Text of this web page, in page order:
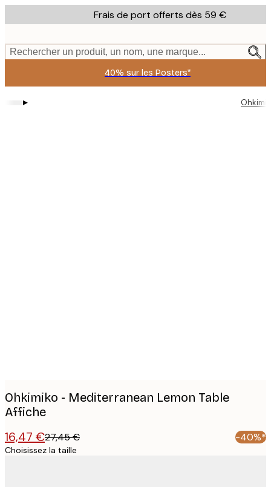
to
content.
Frais de port offerts dès 59 €
Rechercher un produit, un nom, une marque...
40% sur les Posters*
▸
Ohkimiko - Mediterranean Lemon Table
Affiche
16,47 €27,45 € -40%*
Choisissez la taille